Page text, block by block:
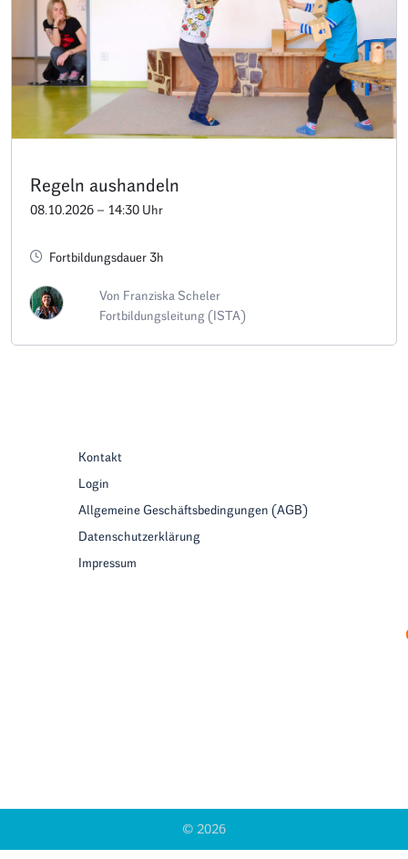
Regeln aushandeln
08.10.2026 – 14:30 Uhr
Fortbildungsdauer 3h
Von Franziska Scheler
Fortbildungsleitung (ISTA)
Kontakt
Login
Allgemeine Geschäftsbedingungen (AGB)
Datenschutzerklärung
Impressum
© 2026